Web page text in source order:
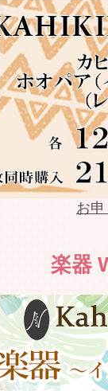
Weldon
Weldon
Weldon
Weldon
Weldon
Weldon
Keoki
お
楽器